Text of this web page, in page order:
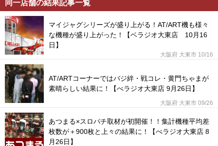
同一店舗の結果記事一覧
マイジャグシリーズが盛り上がる！AT/ART機も様々
な機種が盛り上がった！【ベラジオ大東店 10月16
日】
大阪府 大東市 10/16
AT/ARTコーナーではバジ絆・戦コレ・黄門ちゃまが
素晴らしい結果に！【べラジオ大東店 9月26日】
大阪府 大東市 09/26
あつまる×スロパチ取材が初開催！！集計機種平均差
枚数が＋900枚と上々の結果に！【べラジオ大東店 8
月26日】